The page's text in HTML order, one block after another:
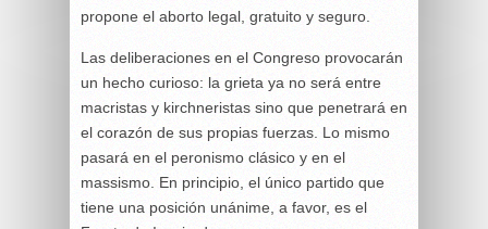
propone el aborto legal, gratuito y seguro.
Las deliberaciones en el Congreso provocarán
un hecho curioso: la grieta ya no será entre
macristas y kirchneristas sino que penetrará en
el corazón de sus propias fuerzas. Lo mismo
pasará en el peronismo clásico y en el
massismo. En principio, el único partido que
tiene una posición unánime, a favor, es el